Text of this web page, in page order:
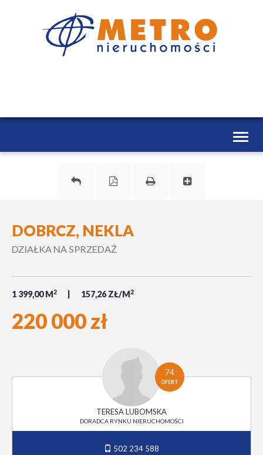
Toggle
DOBRCZ, NEKLA
DZIAŁKA NA SPRZEDAŻ
1 399,00 M2 157,26 ZŁ/M2
220 000 zł
74
OFERT
TERESA LUBOMSKA
DORADCA RYNKU NIERUCHOMOŚCI
502 234 588